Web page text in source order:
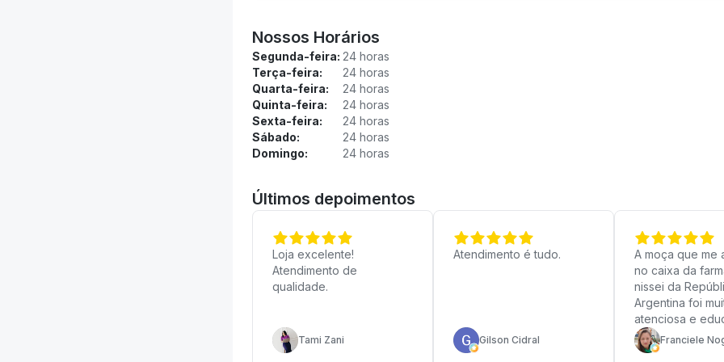
Nossos Horários
Segunda-feira: 24 horas
Terça-feira:
24 horas
Quarta-feira:
24 horas
Quinta-feira:
24 horas
Sexta-feira:
24 horas
Sábado:
24 horas
Domingo:
24 horas
Últimos depoimentos
Loja excelente!
Atendimento de
qualidade.
Tami Zani
Atendimento é tudo.
Gilson Cidral
A moça que me
no caixa da
nissei da
Argentina foi
atenciosa e
Franciele